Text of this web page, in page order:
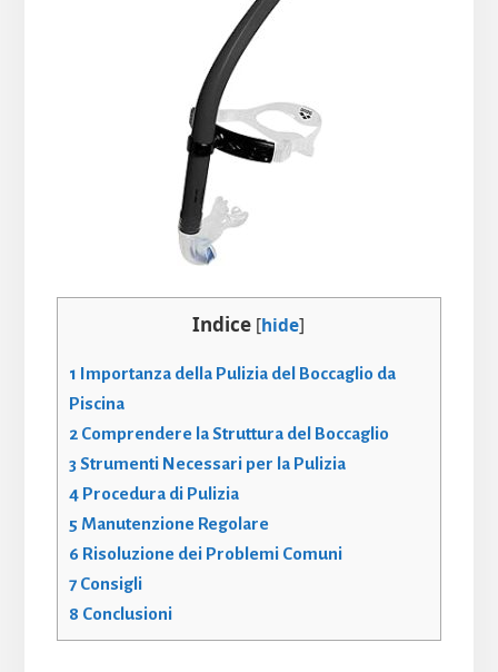
Indice [hide]
1 Importanza della Pulizia del Boccaglio da
Piscina
2Comprendere la Struttura del Boccaglio
3 Strumenti Necessari per la Pulizia
4Procedura di Pulizia
5 Manutenzione Regolare
6 Risoluzione dei Problemi Comuni
7Consigli
8 Conclusioni